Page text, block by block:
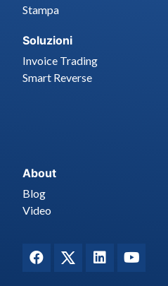
Stampa
Soluzioni
Invoice Trading
Smart Reverse
About
Blog
Video